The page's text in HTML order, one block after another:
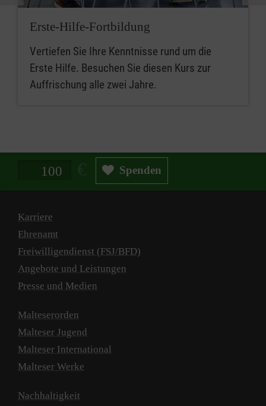
Erste-Hilfe-Fortbildung
Vertiefen Sie Ihre Kenntnisse rund um die
Erste Hilfe. Besuchen Sie diesen Kurs zur
Auffrischung alle zwei Jahre.
Spendenbetrag in Euro Spenden
Karriere
Ehrenamt
Freiwilligendienst (FSJ/BFD)
Angebote und Leistungen
Presse und Medien
Malteserorden
Malteser Jugend
Malteser International
Malteser Werke
Nachhaltigkeit